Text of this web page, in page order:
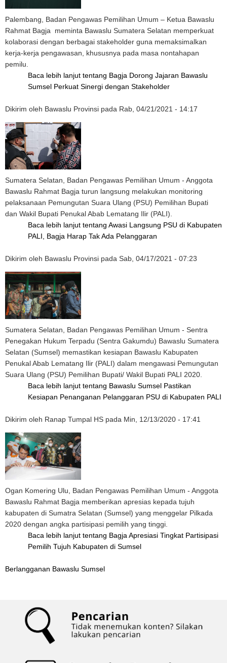
Palembang, Badan Pengawas Pemilihan Umum – Ketua Bawaslu
Rahmat Bagja meminta Bawaslu Sumatera Selatan memperkuat
kolaborasi dengan berbagai stakeholder guna memaksimalkan
kerja-kerja pengawasan, khususnya pada masa nontahapan
pemilu.
Baca lebih lanjut tentang Bagja Dorong Jajaran Bawaslu
Sumsel Perkuat Sinergi dengan Stakeholder
Dikirim oleh Bawaslu Provinsi pada Rab, 04/21/2021 - 14:17
Sumatera Selatan, Badan Pengawas Pemilihan Umum - Anggota
Bawaslu Rahmat Bagja turun langsung melakukan monitoring
pelaksanaan Pemungutan Suara Ulang (PSU) Pemilihan Bupati
dan Wakil Bupati Penukal Abab Lematang Ilir (PALI).
Baca lebih lanjut tentang Awasi Langsung PSU di Kabupaten
PALI, Bagja Harap Tak Ada Pelanggaran
Dikirim oleh Bawaslu Provinsi pada Sab, 04/17/2021 - 07:23
Sumatera Selatan, Badan Pengawas Pemilihan Umum - Sentra
Penegakan Hukum Terpadu (Sentra Gakumdu) Bawaslu Sumatera
Selatan (Sumsel) memastikan kesiapan Bawaslu Kabupaten
Penukal Abab Lematang Ilir (PALI) dalam mengawasi Pemungutan
Suara Ulang (PSU) Pemilihan Bupati/ Wakil Bupati PALI 2020.
Baca lebih lanjut tentang Bawaslu Sumsel Pastikan
Kesiapan Penanganan Pelanggaran PSU di Kabupaten PALI
Dikirim oleh Ranap Tumpal HS pada Min, 12/13/2020 - 17:41
Ogan Komering Ulu, Badan Pengawas Pemilihan Umum - Anggota
Bawaslu Rahmat Bagja memberikan apresias kepada tujuh
kabupaten di Sumatra Selatan (Sumsel) yang menggelar Pilkada
2020 dengan angka partisipasi pemilih yang tinggi.
Baca lebih lanjut tentang Bagja Apresiasi Tingkat Partisipasi
Pemilih Tujuh Kabupaten di Sumsel
Berlangganan Bawaslu Sumsel